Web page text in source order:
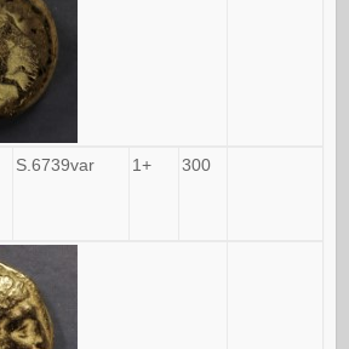
S.6739var 1+ 300